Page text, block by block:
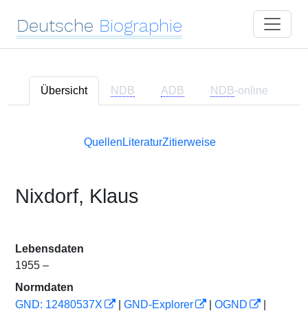
Deutsche Biographie
Übersicht NDB ADB NDB-online
Quellen LiteraturZitierweise
Nixdorf, Klaus
Lebensdaten
1955 –
Normdaten
GND: 12480537X
GND-Explorer OGND